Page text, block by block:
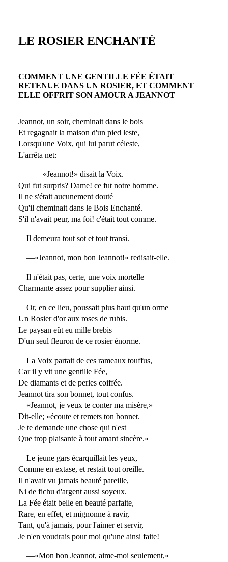
LE ROSIER ENCHANTÉ
COMMENT UNE GENTILLE FÉE ÉTAIT
RETENUE DANS UN ROSIER, ET COMMENT
ELLE OFFRIT SON AMOUR A JEANNOT
Jeannot, un soir, cheminait dans le bois
Et regagnait la maison d'un pied leste,
Lorsqu'une Voix, qui lui parut céleste,
L'arrêta net:
—«Jeannot!» disait la Voix.
Qui fut surpris? Dame! ce fut notre homme.
Il ne s'était aucunement douté
Qu'il cheminait dans le Bois Enchanté.
S'il n'avait peur, ma foi! c'était tout comme.
Il demeura tout sot et tout transi.
—«Jeannot, mon bon Jeannot!» redisait-elle.
Il n'était pas, certe, une voix mortelle
Charmante assez pour supplier ainsi.
Or, en ce lieu, poussait plus haut qu'un orme
Un Rosier d'or aux roses de rubis.
Le paysan eût eu mille brebis
D'un seul fleuron de ce rosier énorme.
La Voix partait de ces rameaux touffus,
Car il y vit une gentille Fée,
De diamants et de perles coiffée.
Jeannot tira son bonnet, tout confus.
—«Jeannot, je veux te conter ma misère,»
Dit-elle; «écoute et remets ton bonnet.
Je te demande une chose qui n'est
Que trop plaisante à tout amant sincère.»
Le jeune gars écarquillait les yeux,
Comme en extase, et restait tout oreille.
Il n'avait vu jamais beauté pareille,
Ni de fichu d'argent aussi soyeux.
La Fée était belle en beauté parfaite,
Rare, en effet, et mignonne à ravir,
Tant, qu'à jamais, pour l'aimer et servir,
Je n'en voudrais pour moi qu'une ainsi faite!
—«Mon bon Jeannot, aime-moi seulement,»